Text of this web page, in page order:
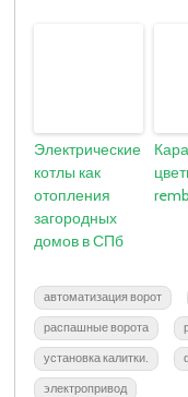
Электрические
котлы как
отопления
загородных
домов в СПб
автоматизация ворот
распашные ворота
установка калитки.
электропривод